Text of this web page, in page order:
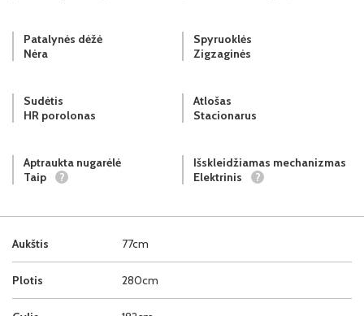
Aukštis 77cm
Plotis 280cm
Patalynės dėžė
Nėra
Spyruoklės
Zigzaginės
Sudėtis
HR porolonas
Atlošas
Stacionarus
Aptraukta nugarėlė
Taip
?
Išskleidžiamas mechanizmas
Elektrinis
?